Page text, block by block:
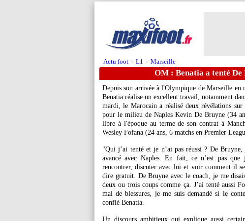
Actu foot > L1 > Marseille
OM : Benatia a tenté De
Depuis son arrivée à l'Olympique de Marseille
Benatia réalise un excellent travail, notamment
mardi, le Marocain a réalisé deux révélations
pour le milieu de Naples Kevin De Bruyne(34
libre à l'époque au terme de son contrat à
Wesley Fofana (24 ans, 6 matchs en Premier
"Qui j’ai tenté et je n’ai pas réussi ? De
avancé avec Naples. En fait, ce n’est pas
rencontrer, discuter avec lui et voir comment il
dire gratuit. De Bruyne avec le coach, je me
deux ou trois coups comme ça. J’ai tenté aussi
mal de blessures, je me suis demandé si le
confié Benatia.
Un discours ambitieux qui explique aussi